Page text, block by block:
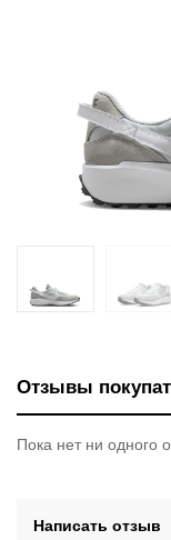
Отзывы
Пока нет ни одного
Написать отзыв